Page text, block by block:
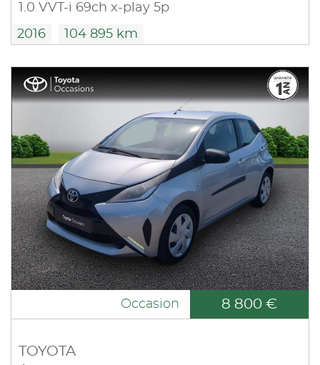
1.0 VVT-i 69ch x-play 5p
2016 104 895 km
Occasion 8 800 €
TOYOTA